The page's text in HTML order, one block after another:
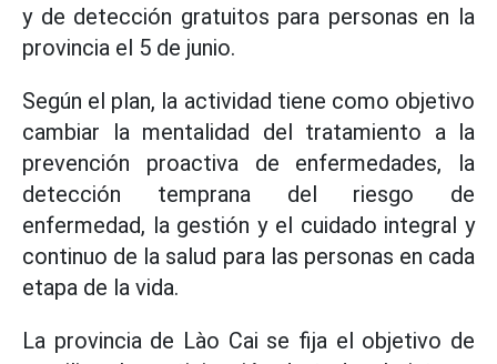
y de detección gratuitos para personas en la
provincia el 5 de junio.
Según el plan, la actividad tiene como objetivo
cambiar la mentalidad del tratamiento a la
prevención proactiva de enfermedades, la
detección temprana del riesgo de
enfermedad, la gestión y el cuidado integral y
continuo de la salud para las personas en cada
etapa de la vida.
La provincia de Lào Cai se fija el objetivo de